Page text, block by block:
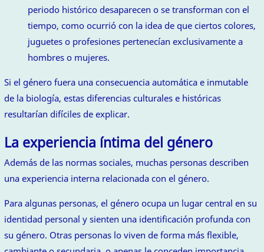
periodo histórico desaparecen o se transforman con el
tiempo, como ocurrió con la idea de que ciertos colores,
juguetes o profesiones pertenecían exclusivamente a
hombres o mujeres.
Si el género fuera una consecuencia automática e inmutable
de la biología, estas diferencias culturales e históricas
resultarían difíciles de explicar.
La experiencia íntima del género
Además de las normas sociales, muchas personas describen
una experiencia interna relacionada con el género.
Para algunas personas, el género ocupa un lugar central en su
identidad personal y sienten una identificación profunda con
su género. Otras personas lo viven de forma más flexible,